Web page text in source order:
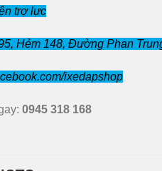
trợ lực
Hẻm 148, Đường Phan
ixedapshop
0945 318 168